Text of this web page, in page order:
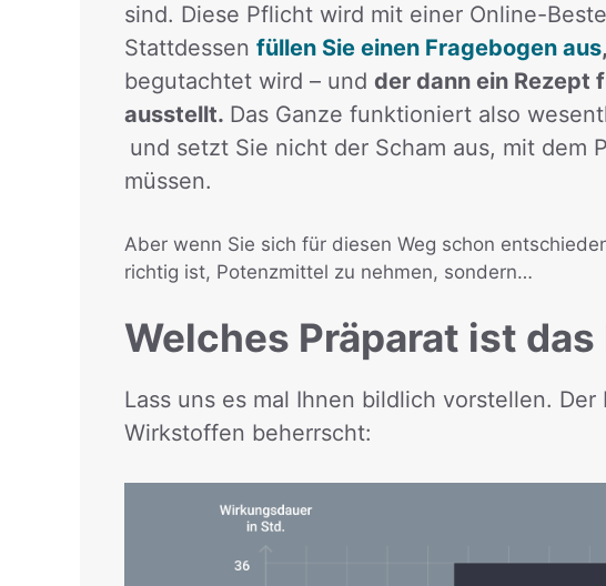
sind. Diese Pflicht wird mit einer Online-
Stattdessen füllen Sie einen Fragebogen aus,
begutachtet wird – und der dann ein Rezept
ausstellt. Das Ganze funktioniert also
und setzt Sie nicht der Scham aus, mit dem
müssen.
Aber wenn Sie sich für diesen Weg schon
richtig ist, Potenzmittel zu nehmen, sondern…
Welches Präparat ist das
Lass uns es mal Ihnen bildlich vorstellen.
Wirkstoffen beherrscht: